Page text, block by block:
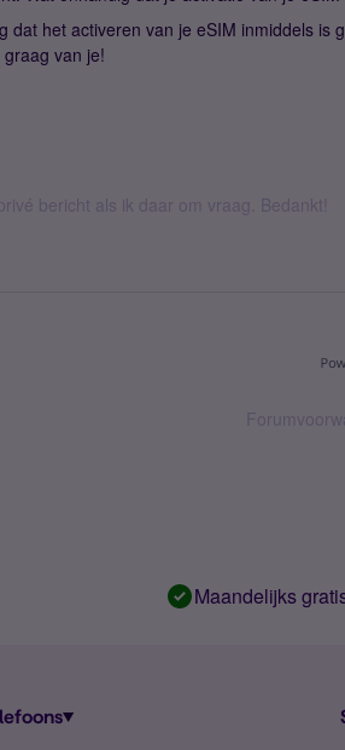
dat het activeren van je eSIM inmiddels is
van je!
bericht als ik daar om vraag. Bedankt!
Maandelijks